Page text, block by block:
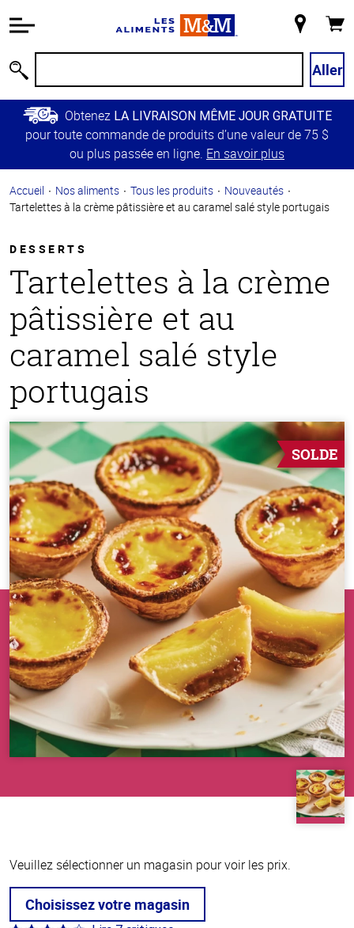
relative à
Passer
contenu
principal
Retour à
principale
magasin
Aller
Obtenez LA LIVRAISON MÊME JOUR GRATUITE
pour toute commande de produits d’une valeur de 75 $
ou plus passée en ligne. En savoir plus
Accueil Nos aliments Tous les produits
Nouveautés
Tartelettes à la crème pâtissière et au caramel salé style portugais
DESSERTS
Tartelettes à la crème
pâtissière et au
caramel salé style
portugais
SOLDE
Veuillez sélectionner un magasin pour voir les prix.
Choisissez votre magasin